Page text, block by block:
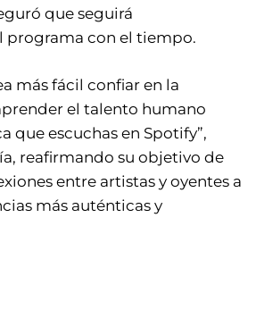
que seguirá
programa con el tiempo.
más fácil confiar en la
el talento humano
que escuchas en Spotify”,
reafirmando su objetivo de
entre artistas y oyentes a
más auténticas y